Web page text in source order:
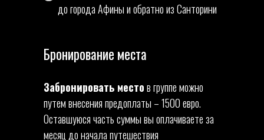
Бронирование места
Забронировать местов группе можно
путем внесения предоплаты – 1500 евро.
Оставшуюся часть суммы вы оплачиваете за
месяц до начала путешествия
до города Афины и обратно из Санторини